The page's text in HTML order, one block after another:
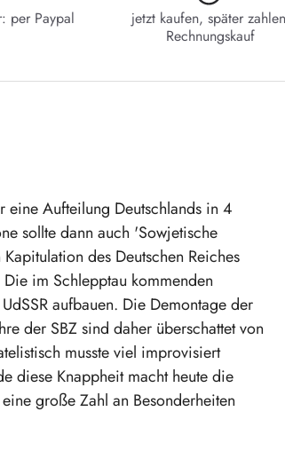
per Paypal
jetzt kaufen, später
Rechnungskauf
eine Aufteilung Deutschlands in 4
sollte dann auch 'Sowjetische
des Deutschen Reiches
im Schlepptau kommenden
aufbauen. Die Demontage der
der SBZ sind daher überschattet von
musste viel improvisiert
diese Knappheit macht heute die
große Zahl an Besonderheiten